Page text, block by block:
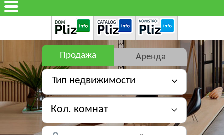
Продажа Аренда
Тип недвижимости
Кол. комнат